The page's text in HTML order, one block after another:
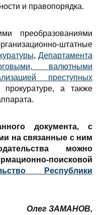
и правопорядка.
преобразованиями
штатные
,Департамента
валютными
преступных
а также
документа, с
на связанные с ним
можно
поисковой
Республики
Олег ЗАМАНОВ,